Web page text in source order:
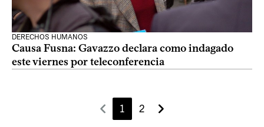
DERECHOS HUMANOS
Causa Fusna: Gavazzo declara como indagado
este viernes por teleconferencia
1 2